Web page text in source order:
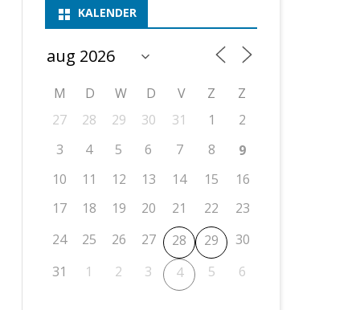
VAN SCHAAKCLUB
ASSEN 2
ASSEN 3
ASSEN I
ASSEN II
NOSBO-BEKER OPEN
T/M 1900
T/M 1700
KNSB-COMPETITIE
NOSBO-COMPETITIE
KNSB-JEUGDCOMPETITIE
KALENDER
M D W D V Z
Z
27
28 29 30 31 1
2
3
4 5 6 7 8
9
10
11 12 13 14 15
16
17
18 19 20 21 22
23
24
25 26 27 28 29
30
31
1 2 3 4 5 6